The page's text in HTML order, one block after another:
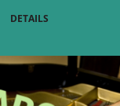
DETAILS